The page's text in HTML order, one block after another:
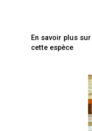
En savoir plus sur
cette espèce